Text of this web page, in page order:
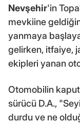
Nevşehir'in
mevkiine
yanmaya
gelirken, itfaiye,
ekipleri yanan
Otomobilin
sürücü D.A.,
durdu ve ne